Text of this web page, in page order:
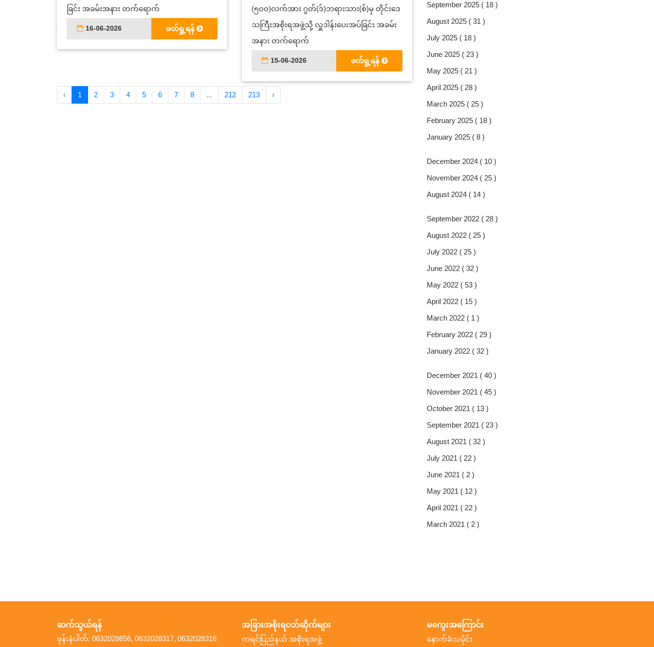
ခြင်း အခမ်းအနား တက်ရောက်
16-06-2026 ဖတ်ရှု့ရန်
(၅၀၀)လက်အား ဂွတ်(ဒ်)ဘရားသား(စ်)မှ တိုင်းဒေ
သကြီးအစိုးရအဖွဲ့သို့ လှူဒါန်းပေးအပ်ခြင်း အခမ်း
အနား တက်ရောက်
15-06-2026 ဖတ်ရှု့ရန်
‹ 1 2 3 4 5 6 7 8 ... 212 213 ›
September 2025 ( 18 )
August 2025 ( 31 )
July 2025 ( 18 )
June 2025 ( 23 )
May 2025 ( 21 )
April 2025 ( 28 )
March 2025 ( 25 )
February 2025 ( 18 )
January 2025 ( 8 )
December 2024 ( 10 )
November 2024 ( 25 )
August 2024 ( 14 )
September 2022 ( 28 )
August 2022 ( 25 )
July 2022 ( 25 )
June 2022 ( 32 )
May 2022 ( 53 )
April 2022 ( 15 )
March 2022 ( 1 )
February 2022 ( 29 )
January 2022 ( 32 )
December 2021 ( 40 )
November 2021 ( 45 )
October 2021 ( 13 )
September 2021 ( 23 )
August 2021 ( 32 )
July 2021 ( 22 )
June 2021 ( 2 )
May 2021 ( 12 )
April 2021 ( 22 )
March 2021 ( 2 )
ဆက်သွယ်ရန်
ဖုန်းနံပါတ်: 0632028656, 0632028317, 0632028316
အခြားအစိုးရဝဘ်ဆိုက်များ
ကရင်ပြည်နယ် အစိုးရအဖွဲ့
မကွေးအကြောင်း
နောက်ခံသမိုင်း